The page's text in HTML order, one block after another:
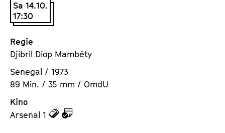
V
.
Sa 14.10.
17:30
Regie
Djibril Diop Mambéty
Senegal / 1973
89 Min. / 35 mm / OmdU
Kino
Arsenal 1
z